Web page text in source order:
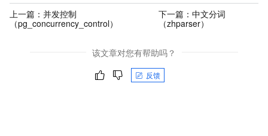
上一篇： 并发控制
（pg_concurrency_control）
下一篇：中文分词
（zhparser）
该文章对您有帮助吗？
反馈